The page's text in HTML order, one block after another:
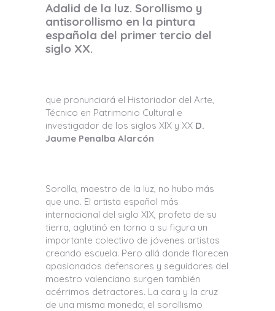
Adalid de la luz. Sorollismo y
antisorollismo en la pintura
española del primer tercio del
siglo XX.
que pronunciará el Historiador del Arte,
Técnico en Patrimonio Cultural e
investigador de los siglos XIX y XX D.
Jaume Penalba Alarcón
Sorolla, maestro de la luz, no hubo más
que uno. El artista español más
internacional del siglo XIX, profeta de su
tierra, aglutinó en torno a su figura un
importante colectivo de jóvenes artistas
creando escuela. Pero allá donde florecen
apasionados defensores y seguidores del
maestro valenciano surgen también
acérrimos detractores. La cara y la cruz
de una misma moneda; el sorollismo